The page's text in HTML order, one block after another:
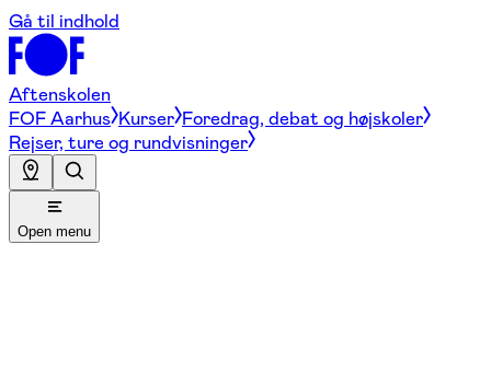
Gå til indhold
Aftenskolen
FOF Aarhus Kurser Foredrag, debat og højskoler
Rejser, ture og rundvisninger
Open menu